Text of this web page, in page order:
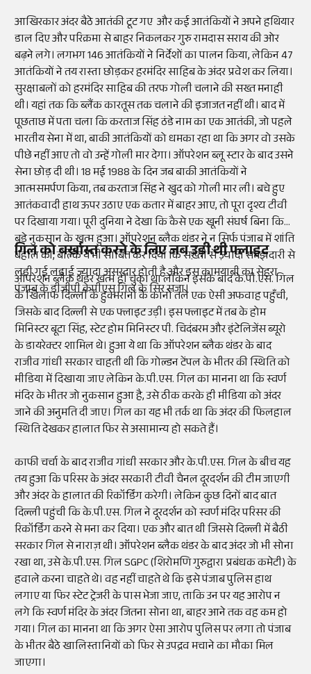
आखिरकार अंदर बैठे आतंकी टूट गए और कई आतंकियों ने अपने हथियार
डाल दिए और परिक्रमा से बाहर निकलकर गुरु रामदास सराय की ओर
बढ़ने लगे। लगभग 146 आतंकियों ने निर्देशों का पालन किया, लेकिन 47
आतंकियों ने तय रास्ता छोड़कर हरमंदिर साहिब के अंदर प्रवेश कर लिया।
सुरक्षाबलों को हरमंदिर साहिब की तरफ गोली चलाने की सख्त मनाही
थी। यहां तक कि ब्लैंक कारतूस तक चलाने की इजाजत नहीं थी। बाद में
पूछताछ में पता चला कि करताज सिंह ठंडे नाम का एक आतंकी, जो पहले
भारतीय सेना में था, बाकी आतंकियों को धमका रहा था कि अगर वो उसके
पीछे नहीं आए तो वो उन्हें गोली मार देगा। ऑपरेशन ब्लू स्टार के बाद उसने
सेना छोड़ दी थी। 18 मई 1988 के दिन जब बाकी आतंकियों ने
आत्मसमर्पण किया, तब करताज सिंह ने खुद को गोली मार ली। बचे हुए
आतंकवादी हाथ ऊपर उठाए एक कतार में बाहर आए, तो पूरा दृश्य टीवी
पर दिखाया गया। पूरी दुनिया ने देखा कि कैसे एक खूनी संघर्ष बिना किसी
बड़े नुकसान के खत्म हुआ। ऑपरेशन ब्लैक थंडर ने न सिर्फ पंजाब में शांति
बहाल की, बल्कि ये भी साबित कर दिया कि सख़्ती से ज़्यादा समझदारी से
लड़ी गई लड़ाई ज़्यादा असरदार होती है और इस कामयाबी का सेहरा
पंजाब के डीजीपी केपीएस गिल के सिर सजा।
गिल को बर्खास्त करने के लिए जब उड़ी थी फ्लाइट
ऑपरेशन ब्लैक थंडर खत्म हो चुका था लेकिन इसके बाद के.पी.एस. गिल
के खिलाफ दिल्ली के हुक्मरानों के कानों तले एक ऐसी अफवाह पहुँची,
जिसके बाद दिल्ली से एक फ्लाइट उड़ी। इस फ्लाइट में तब के होम
मिनिस्टर बूटा सिंह, स्टेट होम मिनिस्टर पी. चिदंबरम और इंटेलिजेंस ब्यूरो
के डायरेक्टर शामिल थे। हुआ ये था कि ऑपरेशन ब्लैक थंडर के बाद
राजीव गांधी सरकार चाहती थी कि गोल्डन टेंपल के भीतर की स्थिति को
मीडिया में दिखाया जाए लेकिन के.पी.एस. गिल का मानना था कि स्वर्ण
मंदिर के भीतर जो नुकसान हुआ है, उसे ठीक करके ही मीडिया को अंदर
जाने की अनुमति दी जाए। गिल का यह भी तर्क था कि अंदर की फिलहाल
स्थिति देखकर हालात फिर से असामान्य हो सकते हैं।
काफी चर्चा के बाद राजीव गांधी सरकार और के.पी.एस. गिल के बीच यह
तय हुआ कि परिसर के अंदर सरकारी टीवी चैनल दूरदर्शन की टीम जाएगी
और अंदर के हालात की रिकॉर्डिंग करेगी। लेकिन कुछ दिनों बाद बात
दिल्ली पहुंची कि के.पी.एस. गिल ने दूरदर्शन को स्वर्ण मंदिर परिसर की
रिकॉर्डिंग करने से मना कर दिया। एक और बात थी जिससे दिल्ली में बैठी
सरकार गिल से नाराज़ थी। ऑपरेशन ब्लैक थंडर के बाद अंदर जो भी सोना
रखा था, उसे के.पी.एस. गिल SGPC (शिरोमणि गुरुद्वारा प्रबंधक कमेटी) के
हवाले करना चाहते थे। वह नहीं चाहते थे कि इसे पंजाब पुलिस हाथ
लगाए या फिर स्टेट ट्रेजरी के पास भेजा जाए, ताकि उन पर यह आरोप न
लगे कि स्वर्ण मंदिर के अंदर जितना सोना था, बाहर आने तक वह कम हो
गया। गिल का मानना था कि अगर ऐसा आरोप पुलिस पर लगा तो पंजाब
के भीतर बैठे खालिस्तानियों को फिर से उपद्रव मचाने का मौका मिल
जाएगा।